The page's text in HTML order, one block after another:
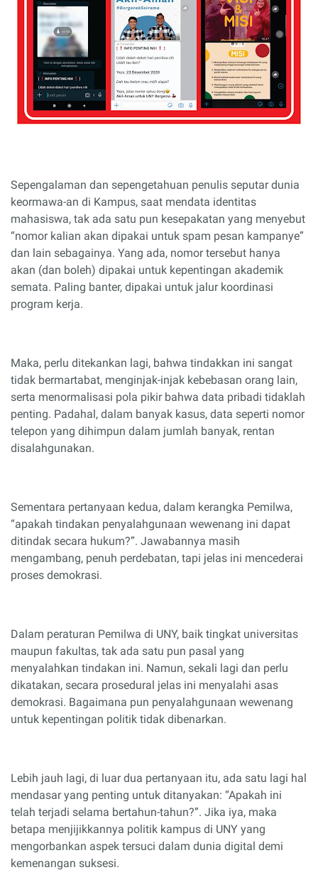
Sepengalaman dan sepengetahuan penulis seputar dunia
keormawa-an di Kampus, saat mendata identitas
mahasiswa, tak ada satu pun kesepakatan yang menyebut
“nomor kalian akan dipakai untuk spam pesan kampanye”
dan lain sebagainya. Yang ada, nomor tersebut hanya
akan (dan boleh) dipakai untuk kepentingan akademik
semata. Paling banter, dipakai untuk jalur koordinasi
program kerja.
Maka, perlu ditekankan lagi, bahwa tindakkan ini sangat
tidak bermartabat, menginjak-injak kebebasan orang lain,
serta menormalisasi pola pikir bahwa data pribadi tidaklah
penting. Padahal, dalam banyak kasus, data seperti nomor
telepon yang dihimpun dalam jumlah banyak, rentan
disalahgunakan.
Sementara pertanyaan kedua, dalam kerangka Pemilwa,
“apakah tindakan penyalahgunaan wewenang ini dapat
ditindak secara hukum?”. Jawabannya masih
mengambang, penuh perdebatan, tapi jelas ini mencederai
proses demokrasi.
Dalam peraturan Pemilwa di UNY, baik tingkat universitas
maupun fakultas, tak ada satu pun pasal yang
menyalahkan tindakan ini. Namun, sekali lagi dan perlu
dikatakan, secara prosedural jelas ini menyalahi asas
demokrasi. Bagaimana pun penyalahgunaan wewenang
untuk kepentingan politik tidak dibenarkan.
Lebih jauh lagi, di luar dua pertanyaan itu, ada satu lagi hal
mendasar yang penting untuk ditanyakan: “Apakah ini
telah terjadi selama bertahun-tahun?”. Jika iya, maka
betapa menjijikkannya politik kampus di UNY yang
mengorbankan aspek tersuci dalam dunia digital demi
kemenangan suksesi.